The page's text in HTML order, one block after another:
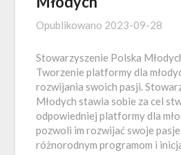
Opublikowano 2023-09-28
Stowarzyszenie Polska
Tworzenie platformy dla
rozwijania swoich pasji.
Młodych stawia sobie za cel
odpowiedniej platformy dla
pozwoli im rozwijać swoje
różnorodnym programom i